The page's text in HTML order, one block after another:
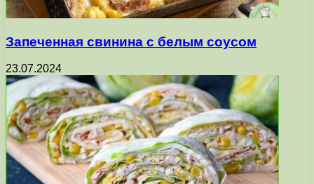
Запеченная свинина с белым соусом
23.07.2024